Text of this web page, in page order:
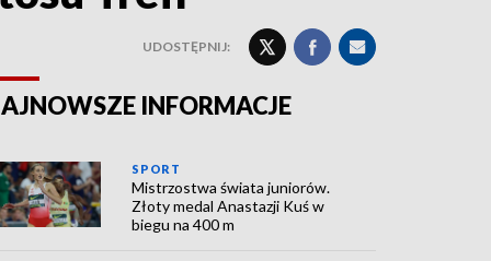
UDOSTĘPNIJ:
INFORMACJE
SPORT
Mistrzostwa świata juniorów.
Złoty medal Anastazji Kuś w
biegu na 400 m